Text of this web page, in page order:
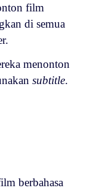
film
di semua
menonton
subtitle.
berbahasa